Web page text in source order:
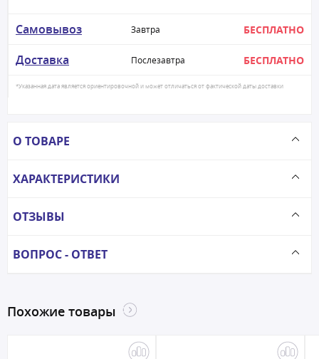
Самовывоз Завтра БЕСПЛАТНО
Доставка Послезавтра БЕСПЛАТНО
*Указанная дата является ориентировочной и может отличаться от фактической даты доставки
О ТОВАРЕ
ХАРАКТЕРИСТИКИ
ОТЗЫВЫ
ВОПРОС - ОТВЕТ
Похожие товары